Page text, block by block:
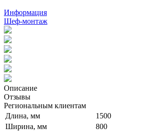
Информация
Шеф-монтаж
Описание
Отзывы
Региональным клиентам
Длина, мм
1500
Ширина, мм
800